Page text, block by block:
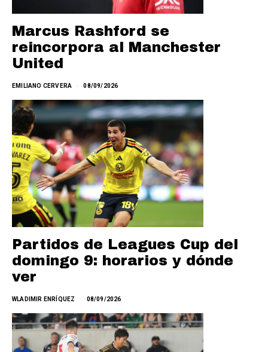
Marcus Rashford se
reincorpora al Manchester
United
EMILIANO CERVERA 08/09/2026
Partidos de Leagues Cup del
domingo 9: horarios y dónde
ver
WLADIMIR ENRÍQUEZ 08/09/2026